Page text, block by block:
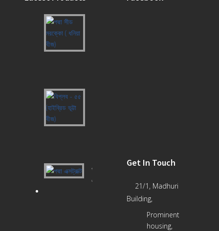
পদ্মা
এক্সট্রাক্ট
Get In Touch
21/1, Madhuri
Building,
Prominent
housing,